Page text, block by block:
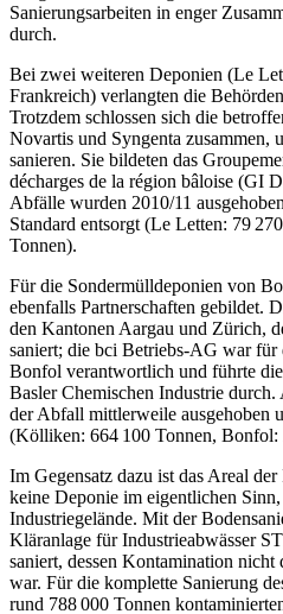
Sanierungsarbeiten in enger
durch.
Bei zwei weiteren Deponien (Le
Frankreich) verlangten die
Trotzdem schlossen sich die
Novartis und Syngenta
sanieren. Sie bildeten das
décharges de la région bâloise (GI
Abfälle wurden 2010/11
Standard entsorgt (Le Letten: 79
Tonnen).
Für die Sondermülldeponien von
ebenfalls Partnerschaften gebildet.
den Kantonen Aargau und Zürich,
saniert; die bci Betriebs-AG war für
Bonfol verantwortlich und führte
Basler Chemischen Industrie
der Abfall mittlerweile ausgehoben
(Kölliken: 664 100 Tonnen, Bonfol:
Im Gegensatz dazu ist das Areal
keine Deponie im eigentlichen
Industriegelände. Mit der
Kläranlage für Industrieabwässer
saniert, dessen Kontamination nicht
war. Für die komplette Sanierung
rund 788 000 Tonnen